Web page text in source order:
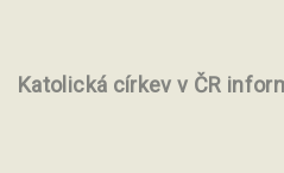
Katolická církev v ČR